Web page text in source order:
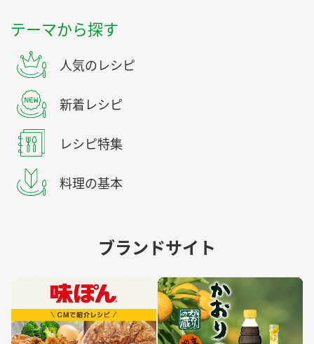
テーマから探す
人気のレシピ
新着レシピ
レシピ特集
料理の基本
ブランドサイト